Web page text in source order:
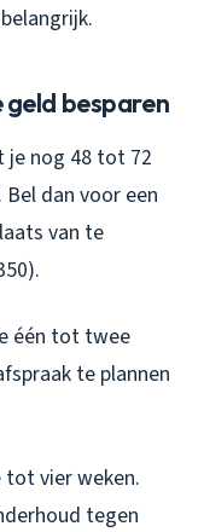
besparen
je nog 48 tot 72
dan voor een
van te
één tot twee
te plannen
vier weken.
tegen